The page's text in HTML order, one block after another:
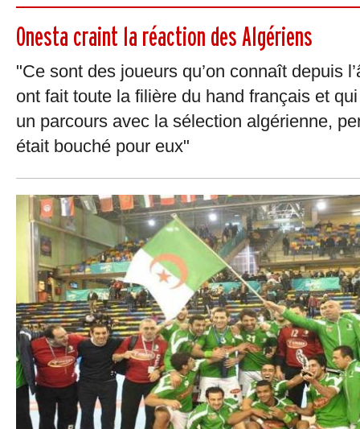
Onesta craint la réaction des Algériens
"Ce sont des joueurs qu’on connaît depuis
ont fait toute la filière du hand français et
un parcours avec la sélection algérienne,
était bouché pour eux"